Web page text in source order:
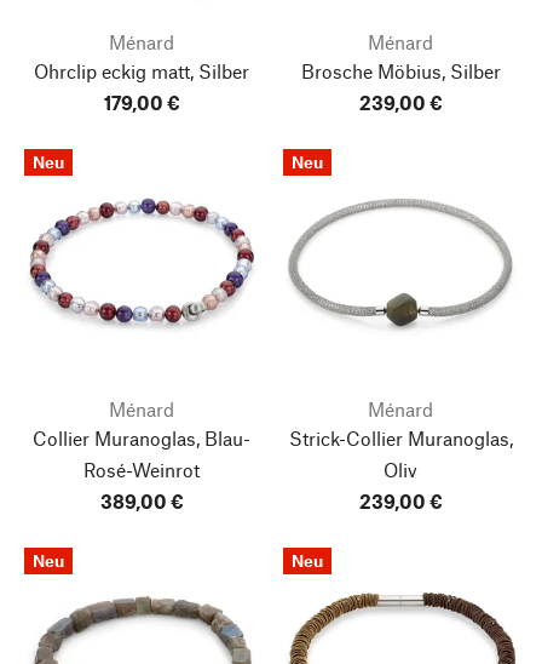
Ménard
Ohrclip eckig matt, Silber
179,00 €
Ménard
Brosche Möbius, Silber
239,00 €
Neu
Ménard
Collier Muranoglas, Blau-
Rosé-Weinrot
389,00 €
Neu
Ménard
Strick-Collier Muranoglas,
Oliv
239,00 €
Neu Neu